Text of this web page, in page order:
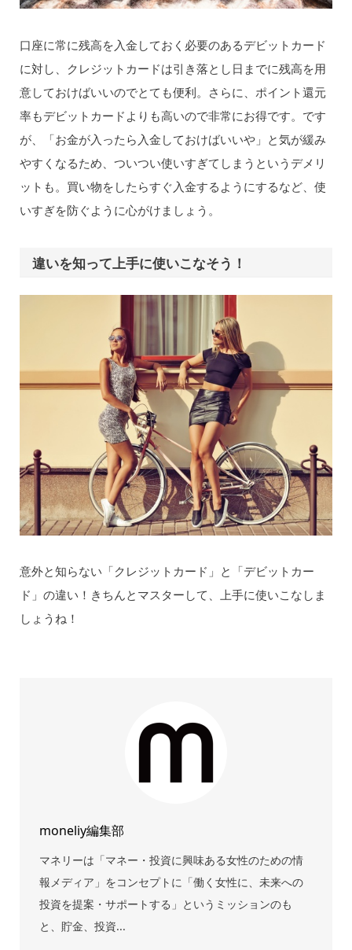
口座に常に残高を入金しておく必要のあるデビットカード
に対し、クレジットカードは引き落とし日までに残高を用
意しておけばいいのでとても便利。さらに、ポイント還元
率もデビットカードよりも高いので非常にお得です。です
が、「お金が入ったら入金しておけばいいや」と気が緩み
やすくなるため、ついつい使いすぎてしまうというデメリ
ットも。買い物をしたらすぐ入金するようにするなど、使
いすぎを防ぐように心がけましょう。
違いを知って上手に使いこなそう！
意外と知らない「クレジットカード」と「デビットカー
ド」の違い！きちんとマスターして、上手に使いこなしま
しょうね！
moneliy編集部
マネリーは「マネー・投資に興味ある女性のための情
報メディア」をコンセプトに「働く女性に、未来への
投資を提案・サポートする」というミッションのも
と、貯金、投資...